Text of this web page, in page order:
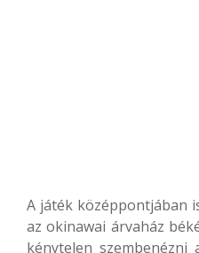
A játék középpontjában
az okinawai árvaház
kénytelen szembenézni